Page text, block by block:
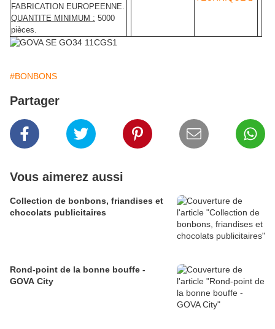
FABRICATION EUROPEENNE.
QUANTITE MINIMUM : 5000
pièces.
#BONBONS
Partager
Vous aimerez aussi
Collection de bonbons, friandises et
chocolats publicitaires
Rond-point de la bonne bouffe -
GOVA City